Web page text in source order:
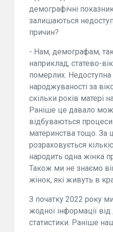
демографічні
залишаються
причин?
- Нам, демографам,
наприклад, статево-
померлих. Недоступна
народжуваності за
скільки років матері
Раніше це давало
відбуваються процеси
материнства тощо. За
розраховується
народить одна жінка
Також ми не знаємо
жінок, які живуть в
З початку 2022 року
жодної інформації
статистики. Раніше